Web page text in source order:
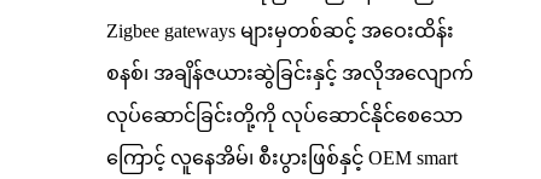
Zigbee gateways များမှတစ်ဆင့် အဝေးထိန်း
စနစ်၊ အချိန်ဇယားဆွဲခြင်းနှင့် အလိုအလျောက်
လုပ်ဆောင်ခြင်းတို့ကို လုပ်ဆောင်နိုင်စေသော
ကြောင့် လူနေအိမ်၊ စီးပွားဖြစ်နှင့် OEM smart